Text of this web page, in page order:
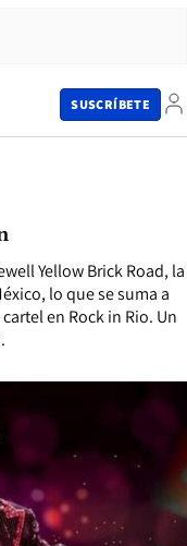
SUSCRÍBETE
Yellow Brick Road, la
lo que se suma a
en Rock in Rio. Un